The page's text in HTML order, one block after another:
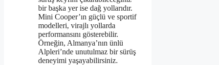
bir başka yer ise dağ yollarıdır.
Mini Cooper’ın güçlü ve sportif
modelleri, virajlı yollarda
performansını gösterebilir.
Örneğin, Almanya’nın ünlü
Alpleri’nde unutulmaz bir sürüş
deneyimi yaşayabilirsiniz.